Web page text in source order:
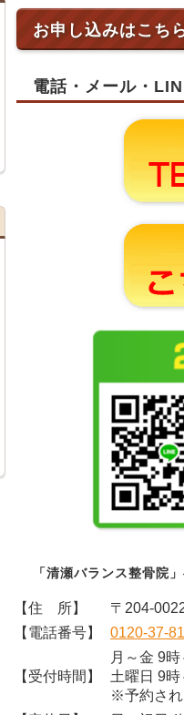
お申し込みはこち
電話・メール・
「清瀬バランス整骨院
【住 所】
〒204-
【電話番号】
0120-37-
【受付時間】
月～金 9
土曜日 9
※予約され